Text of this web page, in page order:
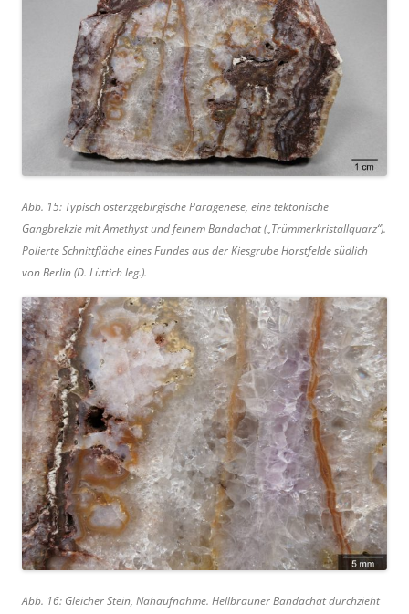
Abb. 15: Typisch osterzgebirgische Paragenese, eine tektonische
Gangbrekzie mit Amethyst und feinem Bandachat („Trümmerkristallquarz“).
Polierte Schnittfläche eines Fundes aus der Kiesgrube Horstfelde südlich
von Berlin (D. Lüttich leg.).
Abb. 16: Gleicher Stein, Nahaufnahme. Hellbrauner Bandachat durchzieht